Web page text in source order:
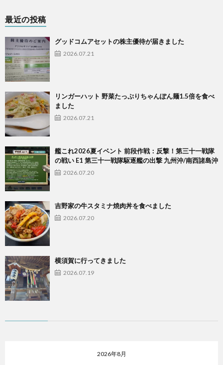
最近の投稿
グッドコムアセットの株主優待が届きました
2026.07.21
リンガーハット 野菜たっぷりちゃんぽん麺1.5倍を食べ
ました
2026.07.21
艦これ2026夏イベント 前段作戦：反撃！第三十一戦隊
の戦い E1 第三十一戦隊駆逐艦の出撃 九州沖/南西諸島沖
2026.07.20
吉野家の牛スタミナ焼肉丼を食べました
2026.07.20
横須賀に行ってきました
2026.07.19
2026年8月